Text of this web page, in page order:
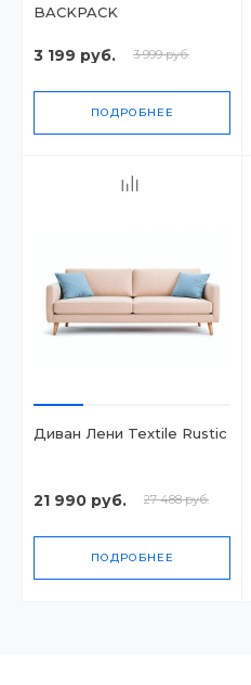
BACKPACK
3 199 руб. 3 999 руб.
ПОДРОБНЕЕ
Диван Лени Textile Rustic
21 990 руб. 27 488 руб.
ПОДРОБНЕЕ